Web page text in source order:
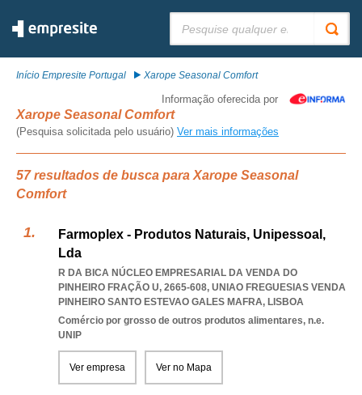
Início Empresite Portugal Xarope Seasonal Comfort
Informação oferecida por
Xarope Seasonal Comfort
(Pesquisa solicitada pelo usuário) Ver mais informações
57 resultados de busca para Xarope Seasonal
Comfort
Farmoplex - Produtos Naturais, Unipessoal,
Lda
R DA BICA NÚCLEO EMPRESARIAL DA VENDA DO
PINHEIRO FRAÇÃO U, 2665-608, UNIAO FREGUESIAS VENDA
PINHEIRO SANTO ESTEVAO GALES MAFRA, LISBOA
Comércio por grosso de outros produtos alimentares, n.e.
UNIP
Ver empresa Ver no Mapa